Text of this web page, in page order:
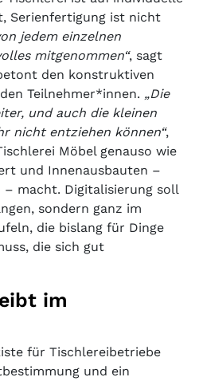
Serienfertigung ist nicht
jedem einzelnen
mitgenommen“, sagt
den konstruktiven
Teilnehmer*innen. „Die
und auch die kleinen
nicht entziehen können“,
Möbel genauso wie
und Innenausbauten –
macht. Digitalisierung soll
sondern ganz im
die bislang für Dinge
die sich gut
im
für Tischlereibetriebe
und ein